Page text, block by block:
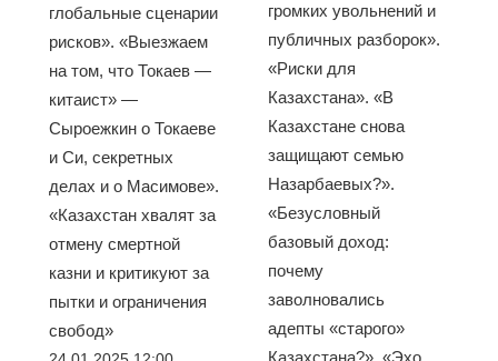
глобальные сценарии
рисков». «Выезжаем
на том, что Токаев —
китаист» —
Сыроежкин о Токаеве
и Си, секретных
делах и о Масимове».
«Казахстан хвалят за
отмену смертной
казни и критикуют за
пытки и ограничения
свобод»
громких увольнений и
публичных разборок».
«Риски для
Казахстана». «В
Казахстане снова
защищают семью
Назарбаевых?».
«Безусловный
базовый доход:
почему
заволновались
адепты «старого»